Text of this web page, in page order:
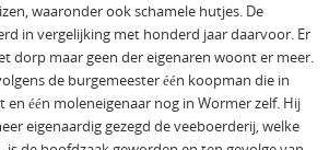
waaronder ook schamele hutjes. De
in vergelijking met honderd jaar daarvoor. Er
dorp maar geen der eigenaren woont er meer.
de burgemeester één koopman die in
één moleneigenaar nog in Wormer zelf. Hij
eigenaardig gezegd de veeboerderij, welke